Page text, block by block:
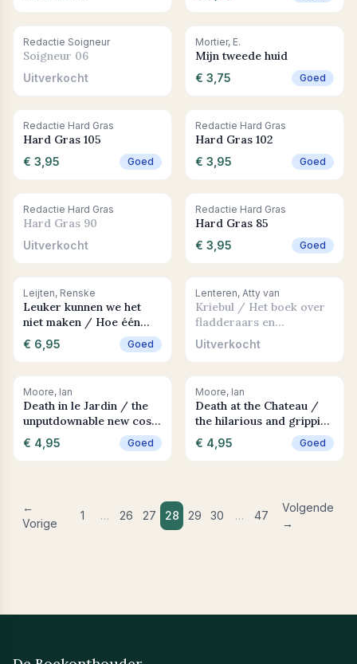
Uitverkocht
Redactie Soigneur
Soigneur 06
Uitverkocht
+ In winkelwagen
Mortier, E.
Mijn tweede huid
€ 3,75 Goed
+ In winkelwagen
Redactie Hard Gras
Hard Gras 105
€ 3,95 Goed
+ In winkelwagen
Redactie Hard Gras
Hard Gras 102
€ 3,95 Goed
Uitverkocht
Redactie Hard Gras
Hard Gras 90
Uitverkocht
+ In winkelwagen
Redactie Hard Gras
Hard Gras 85
€ 3,95 Goed
+ In winkelwagen
Leijten, Renske
Leuker kunnen we het
niet maken / Hoe één
vrouw bleef strijden voor
rechtvaardigheid in het
€ 6,95 Goed
Uitverkocht
Lenteren, Atty van
Kriebul / Het boek over
fladderaars en
kriebelaars
Uitverkocht
+ In winkelwagen
Moore, Ian
Death in le Jardin / the
unputdownable new cosy
murder mystery
€ 4,95 Goed
+ In winkelwagen
Moore, Ian
Death at the Chateau /
the hilarious and gripping
cosy murder mystery
€ 4,95 Goed
←
Vorige
1 … 26 27 28 29 30 … 47
Volgende
→